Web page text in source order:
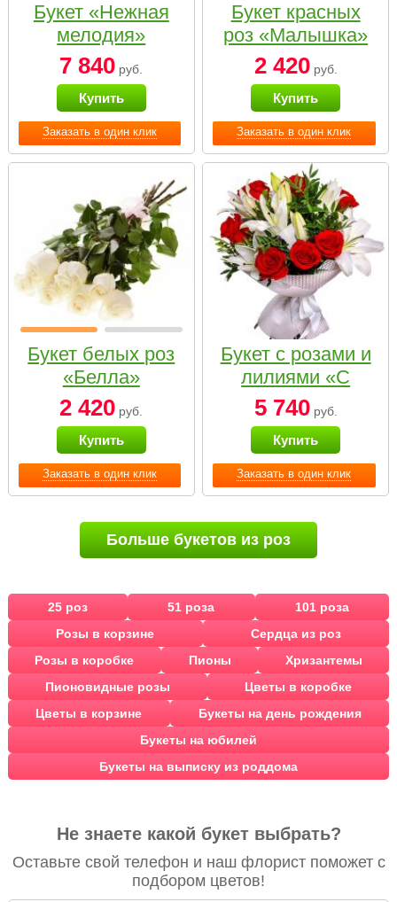
Заказать в один клик
Букет «Нежная
мелодия»
7 840 руб.
Купить
Заказать в один клик
Букет красных
роз «Малышка»
2 420руб.
Купить
Заказать в один клик
Букет белых роз
«Белла»
2 420 руб.
Купить
Заказать в один клик
Букет с розами и
лилиями «С
наилучшими
пожеланиями»
5 740руб.
Купить
Больше букетов из роз
25 роз 51 роза
101 роза
Розы в корзине
Сердца из роз
Розы в коробке
Пионы
Хризантемы
Пионовидные розы
Цветы в коробке
Цветы в корзине
Букеты на день рождения
Букеты на юбилей
Букеты на выписку из роддома
Не знаете какой букет выбрать?
Оставьте свой телефон и наш флорист поможет с
подбором цветов!